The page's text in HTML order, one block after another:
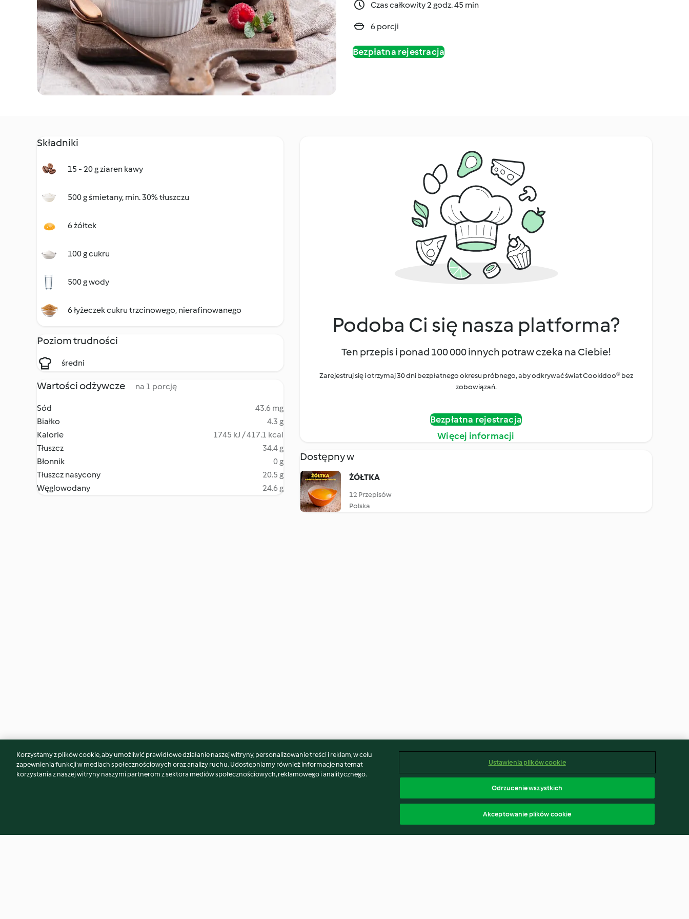
Czas całkowity 2 godz. 45 min
6 porcji
Bezpłatna rejestracja
Składniki
15 - 20 g ziaren kawy
500 g śmietany, min. 30% tłuszczu
6 żółtek
100 g cukru
500 g wody
6 łyżeczek cukru trzcinowego, nierafinowanego
Poziom trudności
średni
Wartości odżywcze na 1 porcję
Sód
43.6 mg
Białko
4.3 g
Kalorie
1745 kJ / 417.1 kcal
Tłuszcz
34.4 g
Błonnik
0 g
Tłuszcz nasycony
20.5 g
Węglowodany
24.6 g
Podoba Ci się nasza platforma?
Ten przepis i ponad 100 000 innych potraw czeka na Ciebie!
Zarejestruj się i otrzymaj 30 dni bezpłatnego okresu próbnego, aby odkrywać świat Cookidoo® bez
zobowiązań.
Bezpłatna rejestracja
Więcej informacji
Dostępny w
ŻÓŁTKA
12 Przepisów
Polska
Może spodoba Ci się również...
Korzystamy z plików cookie, aby umożliwić prawidłowe działanie naszej witryny, personalizowanie treści i reklam, w celu
zapewnienia funkcji w mediach społecznościowych oraz analizy ruchu. Udostępniamy również informacje na temat
korzystania z naszej witryny naszymi partnerom z sektora mediów społecznościowych, reklamowego i analitycznego.
Ustawienia plików cookie
Odrzucenie wszystkich
Akceptowanie plików cookie